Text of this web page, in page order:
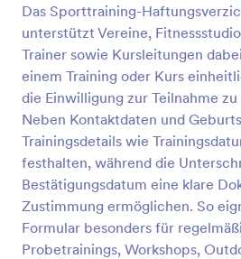
Das Sporttraining-
unterstützt Vereine,
Trainer sowie Kursleitungen
einem Training oder Kurs
die Einwilligung zur Teilnahme
Neben Kontaktdaten und
Trainingsdetails wie
festhalten, während die
Bestätigungsdatum eine klare
Zustimmung ermöglichen. So
Formular besonders für
Probetrainings, Workshops,
Vorschau